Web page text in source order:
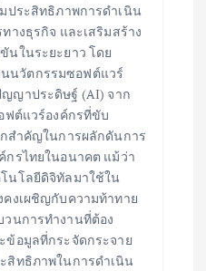
ประสิทธิภาพการดำเนิน
างธุรกิจ และเสริมสร้าง
นในระยะยาว โดย
นนวัตกรรมซอฟต์แวร์
ญาประดิษฐ์ (AI) จาก
ฟต์แวร์องค์กรที่ขับ
สำคัญในการผลักดันการ
กรไทยในอนาคต แม้ว่า
นโลยีดิจิทัลมาใช้ใน
งเผชิญกับความท้าทาย
นการทำงานที่ต้อง
ข้อมูลที่กระจัดกระจาย
สิทธิภาพในการดำเนิน